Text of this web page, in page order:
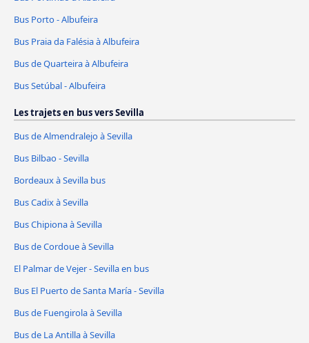
Bus Porto - Albufeira
Bus Praia da Falésia à Albufeira
Bus de Quarteira à Albufeira
Bus Setúbal - Albufeira
Les trajets en bus vers Sevilla
Bus de Almendralejo à Sevilla
Bus Bilbao - Sevilla
Bordeaux à Sevilla bus
Bus Cadix à Sevilla
Bus Chipiona à Sevilla
Bus de Cordoue à Sevilla
El Palmar de Vejer - Sevilla en bus
Bus El Puerto de Santa María - Sevilla
Bus de Fuengirola à Sevilla
Bus de La Antilla à Sevilla